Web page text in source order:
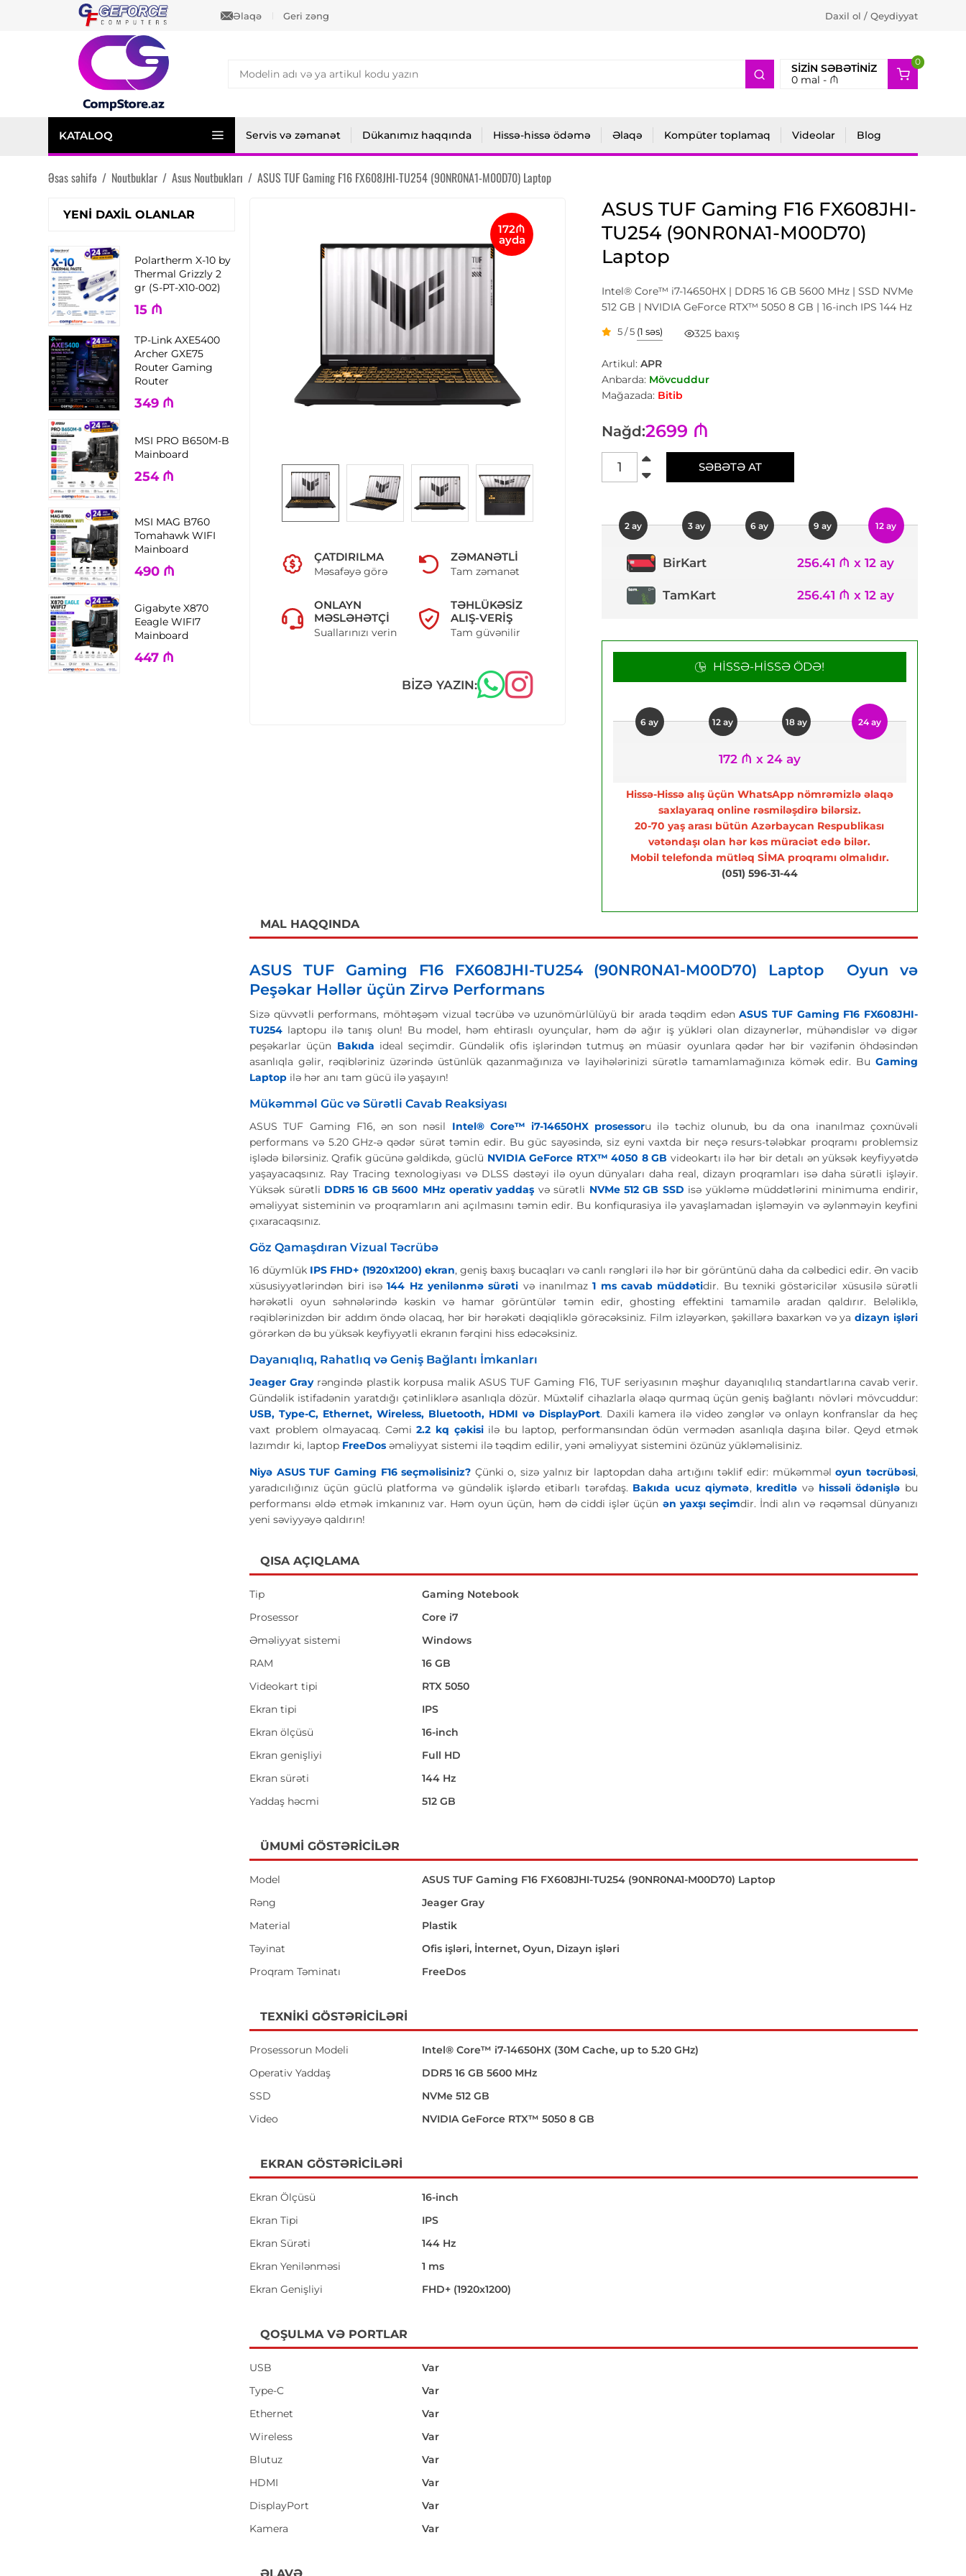
Əlaqə Geri zəng Daxil ol / Qeydiyyat
SIZIN SƏBƏTINIZ
0mal - ₼
0
2
KATALOQ Servis və zəmanət Dükanımız haqqında Hissə-hissə ödəmə Əlaqə Kompüter toplamaq Videolar Blog
Əsas səhifə / Noutbuklar / Asus Noutbukları / ASUS TUF Gaming F16 FX608JHI-TU254 (90NR0NA1-M00D70) Laptop
YENI DAXIL OLANLAR
Polartherm X-10 by
Thermal Grizzly 2
gr (S-PT-X10-002)
15 ₼
TP-Link AXE5400
Archer GXE75
Router Gaming
Router
349 ₼
MSI PRO B650M-B
Mainboard
254 ₼
MSI MAG B760
Tomahawk WIFI
Mainboard
490 ₼
Gigabyte X870
Eeagle WIFI7
Mainboard
447 ₼
172₼
ayda
ÇATDIRILMA
Məsafəyə görə
ZƏMANƏTLI
Tam zəmanət
ONLAYN
MƏSLƏHƏTÇI
Suallarınızı verin
TƏHLÜKƏSIZ
ALIŞ-VERIŞ
Tam güvənilir
BIZƏ YAZIN:
ASUS TUF Gaming F16 FX608JHI-
TU254 (90NR0NA1-M00D70)
Laptop
Intel® Core™ i7-14650HX | DDR5 16 GB 5600 MHz | SSD NVMe
512 GB | NVIDIA GeForce RTX™ 5050 8 GB | 16-inch IPS 144 Hz
5 / 5 (1 səs) 325 baxış
Artikul: APR
Anbarda: Mövcuddur
Mağazada: Bitib
Nağd:2699 ₼
SƏBƏTƏ AT
2 ay 3 ay 6 ay 9 ay 12 ay
BirKart 256.41 ₼ x 12 ay
TamKart 256.41 ₼ x 12 ay
HISSƏ-HISSƏ ÖDƏ!
6 ay 12 ay 18 ay 24 ay
172 ₼ x 24 ay
Hissə-Hissə alış üçün WhatsApp nömrəmizlə əlaqə
saxlayaraq online rəsmiləşdirə bilərsiz.
20-70 yaş arası bütün Azərbaycan Respublikası
vətəndaşı olan hər kəs müraciət edə bilər.
Mobil telefonda mütləq SİMA proqramı olmalıdır.
(051) 596-31-44
MAL HAQQINDA
ASUS TUF Gaming F16 FX608JHI-TU254 (90NR0NA1-M00D70) Laptop Oyun və
Peşəkar Həllər üçün Zirvə Performans
Sizə qüvvətli performans, möhtəşəm vizual təcrübə və uzunömürlülüyü bir arada təqdim edənASUS TUF Gaming F16 FX608JHI-
TU254 laptopu ilə tanış olun! Bu model, həm ehtiraslı oyunçular, həm də ağır iş yükləri olan dizaynerlər, mühəndislər və digər
peşəkarlar üçün Bakıda ideal seçimdir. Gündəlik ofis işlərindən tutmuş ən müasir oyunlara qədər hər bir vəzifənin öhdəsindən
asanlıqla gəlir, rəqibləriniz üzərində üstünlük qazanmağınıza və layihələrinizi sürətlə tamamlamağınıza kömək edir. Bu Gaming
Laptop ilə hər anı tam gücü ilə yaşayın!
Mükəmməl Güc və Sürətli Cavab Reaksiyası
ASUS TUF Gaming F16, ən son nəsil Intel® Core™ i7-14650HX prosessoru ilə təchiz olunub, bu da ona inanılmaz çoxnüvəli
performans və 5.20 GHz-ə qədər sürət təmin edir. Bu güc sayəsində, siz eyni vaxtda bir neçə resurs-tələbkar proqramı problemsiz
işlədə bilərsiniz. Qrafik gücünə gəldikdə, güclü NVIDIA GeForce RTX™ 4050 8 GB videokartı ilə hər bir detalı ən yüksək keyfiyyətdə
yaşayacaqsınız. Ray Tracing texnologiyası və DLSS dəstəyi ilə oyun dünyaları daha real, dizayn proqramları isə daha sürətli işləyir.
Yüksək sürətli DDR5 16 GB 5600 MHz operativ yaddaş və sürətli NVMe 512 GB SSD isə yükləmə müddətlərini minimuma endirir,
əməliyyat sisteminin və proqramların ani açılmasını təmin edir. Bu konfiqurasiya ilə yavaşlamadan işləməyin və əylənməyin keyfini
çıxaracaqsınız.
Göz Qamaşdıran Vizual Təcrübə
16 düymlük IPS FHD+ (1920x1200) ekran, geniş baxış bucaqları və canlı rəngləri ilə hər bir görüntünü daha da cəlbedici edir. Ən vacib
xüsusiyyətlərindən biri isə144 Hz yenilənmə sürəti və inanılmaz1 ms cavab müddətidir. Bu texniki göstəricilər xüsusilə sürətli
hərəkətli oyun səhnələrində kəskin və hamar görüntülər təmin edir, ghosting effektini tamamilə aradan qaldırır. Beləliklə,
rəqiblərinizdən bir addım öndə olacaq, hər bir hərəkəti dəqiqliklə görəcəksiniz. Film izləyərkən, şəkillərə baxarkən və yadizayn işləri
görərkən də bu yüksək keyfiyyətli ekranın fərqini hiss edəcəksiniz.
Dayanıqlıq, Rahatlıq və Geniş Bağlantı İmkanları
Jeager Grayrəngində plastik korpusa malik ASUS TUF Gaming F16, TUF seriyasının məşhur dayanıqlılıq standartlarına cavab verir.
Gündəlik istifadənin yaratdığı çətinliklərə asanlıqla dözür. Müxtəlif cihazlarla əlaqə qurmaq üçün geniş bağlantı növləri mövcuddur:
USB, Type-C, Ethernet, Wireless, Bluetooth, HDMI və DisplayPort. Daxili kamera ilə video zənglər və onlayn konfranslar da heç
vaxt problem olmayacaq. Cəmi2.2 kq çəkisiilə bu laptop, performansından ödün vermədən asanlıqla daşına bilər. Qeyd etmək
lazımdır ki, laptop FreeDos əməliyyat sistemi ilə təqdim edilir, yəni əməliyyat sistemini özünüz yükləməlisiniz.
Niyə ASUS TUF Gaming F16 seçməlisiniz? Çünki o, sizə yalnız bir laptopdan daha artığını təklif edir: mükəmməloyun təcrübəsi,
yaradıcılığınız üçün güclü platforma və gündəlik işlərdə etibarlı tərəfdaş. Bakıda ucuz qiymətə, kreditlə və hissəli ödənişlə bu
performansı əldə etmək imkanınız var. Həm oyun üçün, həm də ciddi işlər üçün ən yaxşı seçimdir. İndi alın və rəqəmsal dünyanızı
yeni səviyyəyə qaldırın!
QISA AÇIQLAMA
Tip
Gaming Notebook
Prosessor
Core i7
Əməliyyat sistemi
Windows
RAM
16 GB
Videokart tipi
RTX 5050
Ekran tipi
IPS
Ekran ölçüsü
16-inch
Ekran genişliyi
Full HD
Ekran sürəti
144 Hz
Yaddaş həcmi
512 GB
ÜMUMI GÖSTƏRICILƏR
Model
ASUS TUF Gaming F16 FX608JHI-TU254 (90NR0NA1-M00D70) Laptop
Rəng
Jeager Gray
Material
Plastik
Təyinat
Ofis işləri, İnternet, Oyun, Dizayn işləri
Proqram Təminatı
FreeDos
TEXNIKI GÖSTƏRICILƏRI
Prosessorun Modeli
Intel® Core™ i7-14650HX (30M Cache, up to 5.20 GHz)
Operativ Yaddaş
DDR5 16 GB 5600 MHz
SSD
NVMe 512 GB
Video
NVIDIA GeForce RTX™ 5050 8 GB
EKRAN GÖSTƏRICILƏRI
Ekran Ölçüsü
16-inch
Ekran Tipi
IPS
Ekran Sürəti
144 Hz
Ekran Yenilənməsi
1 ms
Ekran Genişliyi
FHD+ (1920x1200)
QOŞULMA VƏ PORTLAR
USB
Var
Type-C
Var
Ethernet
Var
Wireless
Var
Blutuz
Var
HDMI
Var
DisplayPort
Var
Kamera
Var